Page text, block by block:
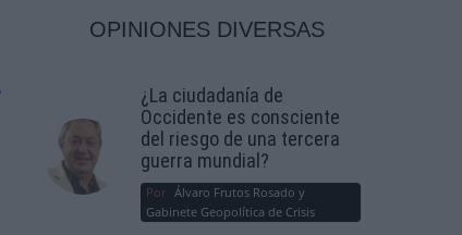
OPINIONES DIVERSAS
¿La ciudadanía de
Occidente es consciente
del riesgo de una tercera
guerra mundial?
Por Álvaro Frutos Rosado y
Gabinete Geopolítica de Crisis